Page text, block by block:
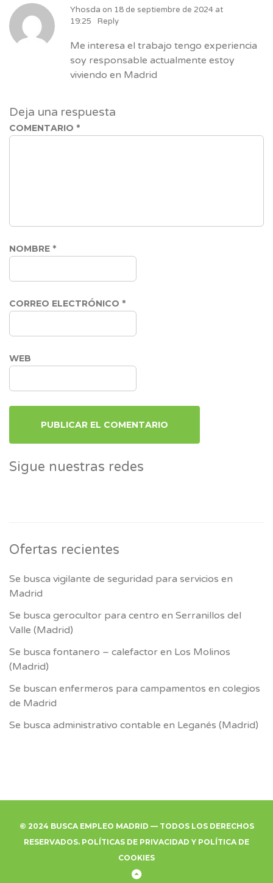
Yhosda on 18 de septiembre de 2024 at
19:25
Reply
Me interesa el trabajo tengo experiencia
soy responsable actualmente estoy
viviendo en Madrid
Deja una respuesta
COMENTARIO *
NOMBRE *
CORREO ELECTRÓNICO *
WEB
Sigue nuestras redes
Ofertas recientes
Se busca vigilante de seguridad para servicios en
Madrid
Se busca gerocultor para centro en Serranillos del
Valle (Madrid)
Se busca fontanero – calefactor en Los Molinos
(Madrid)
Se buscan enfermeros para campamentos en colegios
de Madrid
Se busca administrativo contable en Leganés (Madrid)
© 2024 BUSCA EMPLEO MADRID — TODOS LOS DERECHOS
RESERVADOS. POLÍTICAS DE PRIVACIDAD Y POLÍTICA DE
COOKIES
Back